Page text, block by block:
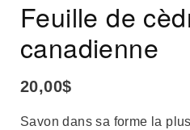
Feuille de
canadienne
20,00$
Savon dans sa forme la